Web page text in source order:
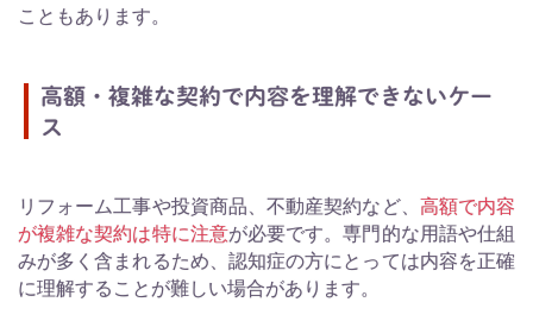
こともあります。
高額・複雑な契約で内容を理解できないケー
ス
リフォーム工事や投資商品、不動産契約など、 高額で内容
が複雑な契約は特に注意が必要です。専門的な用語や仕組
みが多く含まれるため、認知症の方にとっては内容を正確
に理解することが難しい場合があります。